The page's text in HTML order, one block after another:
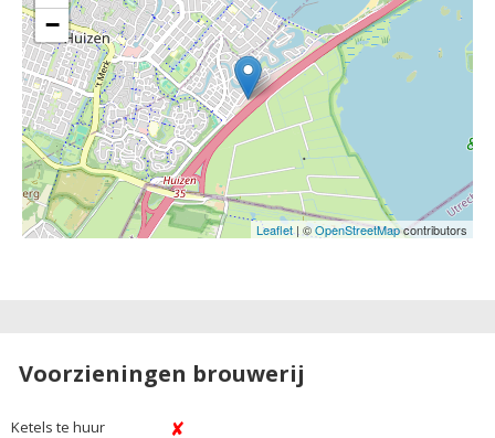
−
Leaflet| ©OpenStreetMapcontributors
Voorzieningen brouwerij
Ketels te huur